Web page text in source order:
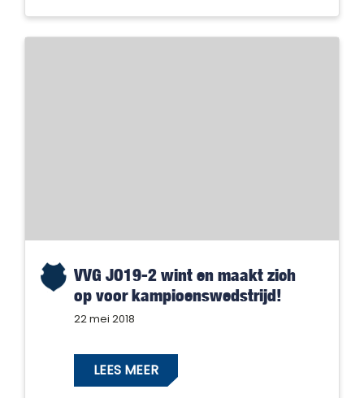
VVG JO19-2 wint en maakt zich
op voor kampioenswedstrijd!
22 mei 2018
LEES MEER